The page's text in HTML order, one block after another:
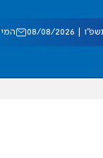
08/2026